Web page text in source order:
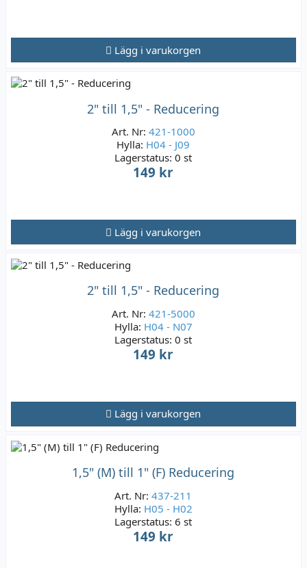
Lägg i varukorgen
2" till 1,5" - Reducering
Art. Nr: 421-1000
Hylla: H04 - J09
Lagerstatus:0 st
149 kr
Lägg i varukorgen
2" till 1,5" - Reducering
Art. Nr: 421-5000
Hylla: H04 - N07
Lagerstatus:0 st
149 kr
Lägg i varukorgen
1,5" (M) till 1" (F) Reducering
Art. Nr:437-211
Hylla: H05 - H02
Lagerstatus:6 st
149 kr